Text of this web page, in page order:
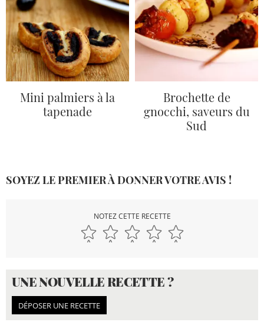
Mini palmiers à la
tapenade
Brochette de
gnocchi, saveurs du
Sud
SOYEZ LE PREMIER À DONNER VOTRE AVIS !
NOTEZ CETTE RECETTE
UNE NOUVELLE RECETTE ?
DÉPOSER UNE RECETTE